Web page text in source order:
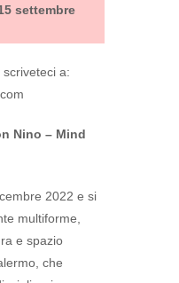
settembre
a:
Nino – Mind
2022 e si
multiforme,
e spazio
che